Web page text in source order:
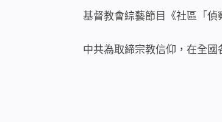
基督教會綜藝節目《社區「偵
中共為取締宗教信仰，在全
因信神出名，被居委會的人暗中
招來了中共警察。面對如此惡劣